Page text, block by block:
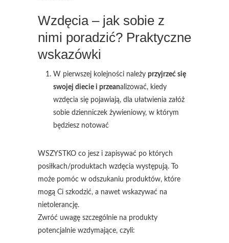
Wzdęcia – jak sobie z
nimi poradzić? Praktyczne
wskazówki
W pierwszej kolejności należy przyjrzeć się
swojej diecie i przeanalizować, kiedy
wzdęcia się pojawiają, dla ułatwienia załóż
sobie dzienniczek żywieniowy, w którym
będziesz notować
WSZYSTKO co jesz i zapisywać po których
posiłkach/produktach wzdęcia występują. To
może pomóc w odszukaniu produktów, które
mogą Ci szkodzić, a nawet wskazywać na
nietolerancję.
Zwróć uwagę szczególnie na produkty
potencjalnie wzdymające, czyli: